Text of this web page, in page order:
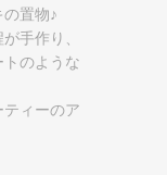
置物♪
手作り、
のような
ィーのア